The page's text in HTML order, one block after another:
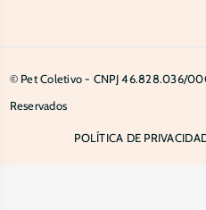
© Pet Coletivo - CNPJ 46.828.036/
Reservados
POLÍTICA DE